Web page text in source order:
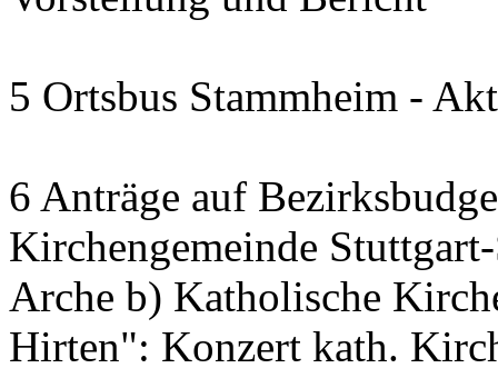
5 Ortsbus Stammheim -
6 Anträge auf
Kirchengemeinde
Arche b) Katholische
Hirten": Konzert kath.